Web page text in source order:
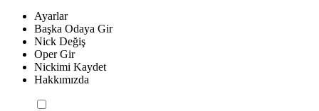
Ayarlar
Başka Odaya Gir
Nick Değiş
Oper Gir
Nickimi Kaydet
Hakkımızda